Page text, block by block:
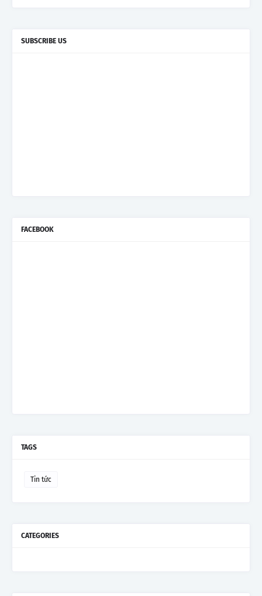
SUBSCRIBE US
FACEBOOK
TAGS
Tin tức
CATEGORIES